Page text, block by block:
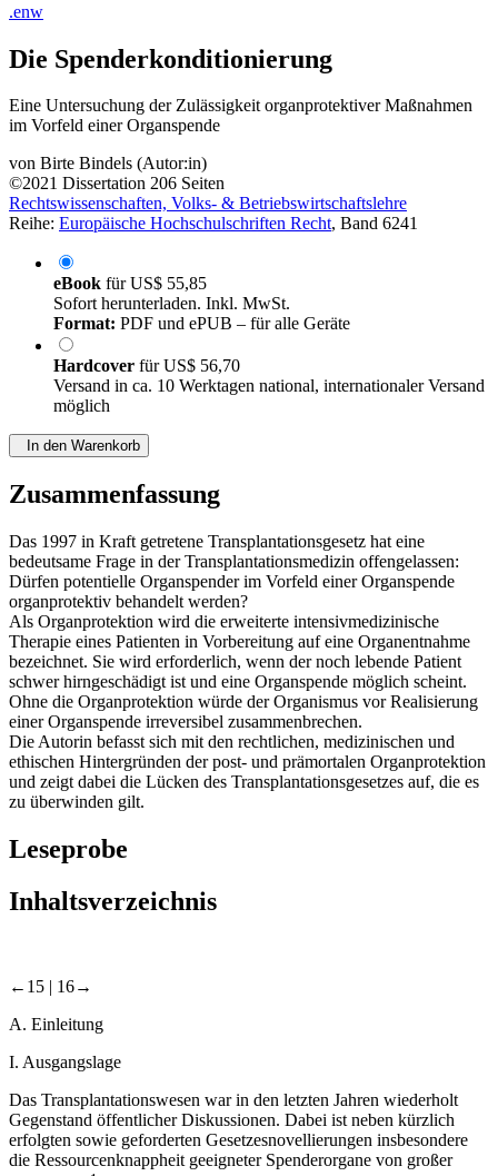
.enw
Die Spenderkonditionierung
Eine Untersuchung der Zulässigkeit organprotektiver Maßnahmen
im Vorfeld einer Organspende
von Birte Bindels (Autor:in)
©2021 Dissertation 206 Seiten
Rechtswissenschaften, Volks- & Betriebswirtschaftslehre
Reihe: Europäische Hochschulschriften Recht, Band 6241
eBook fürUS$ 55,85
Sofort herunterladen. Inkl. MwSt.
Format: PDF und ePUB – für alle Geräte
Hardcover fürUS$ 56,70
Versand in ca. 10 Werktagen national, internationaler Versand
möglich
In den Warenkorb
Zusammenfassung
Das 1997 in Kraft getretene Transplantationsgesetz hat eine
bedeutsame Frage in der Transplantationsmedizin offengelassen:
Dürfen potentielle Organspender im Vorfeld einer Organspende
organprotektiv behandelt werden?
Als Organprotektion wird die erweiterte intensivmedizinische
Therapie eines Patienten in Vorbereitung auf eine Organentnahme
bezeichnet. Sie wird erforderlich, wenn der noch lebende Patient
schwer hirngeschädigt ist und eine Organspende möglich scheint.
Ohne die Organprotektion würde der Organismus vor Realisierung
einer Organspende irreversibel zusammenbrechen.
Die Autorin befasst sich mit den rechtlichen, medizinischen und
ethischen Hintergründen der post- und prämortalen Organprotektion
und zeigt dabei die Lücken des Transplantationsgesetzes auf, die es
zu überwinden gilt.
Leseprobe
Inhaltsverzeichnis
←15 | 16→
A. Einleitung
I. Ausgangslage
Das Transplantationswesen war in den letzten Jahren wiederholt
Gegenstand öffentlicher Diskussionen. Dabei ist neben kürzlich
erfolgten sowie geforderten Gesetzesnovellierungen insbesondere
die Ressourcenknappheit geeigneter Spenderorgane von großer